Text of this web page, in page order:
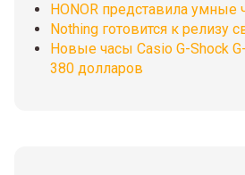
HONOR представила умные
Nothing готовится к релизу
Новые часы Casio G-Shock
380 долларов